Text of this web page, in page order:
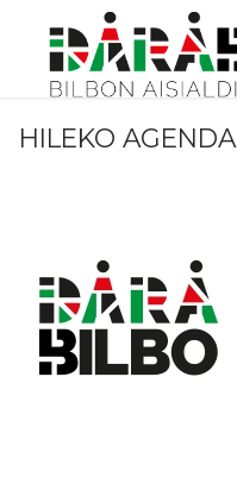
content
HILEKO AGENDA